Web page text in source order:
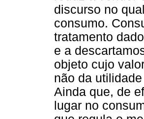
discurso no
consumo.
tratamento
e a
objeto cujo
não da
Ainda que, de
lugar no